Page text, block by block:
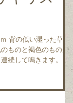
他の昆虫などを食べま